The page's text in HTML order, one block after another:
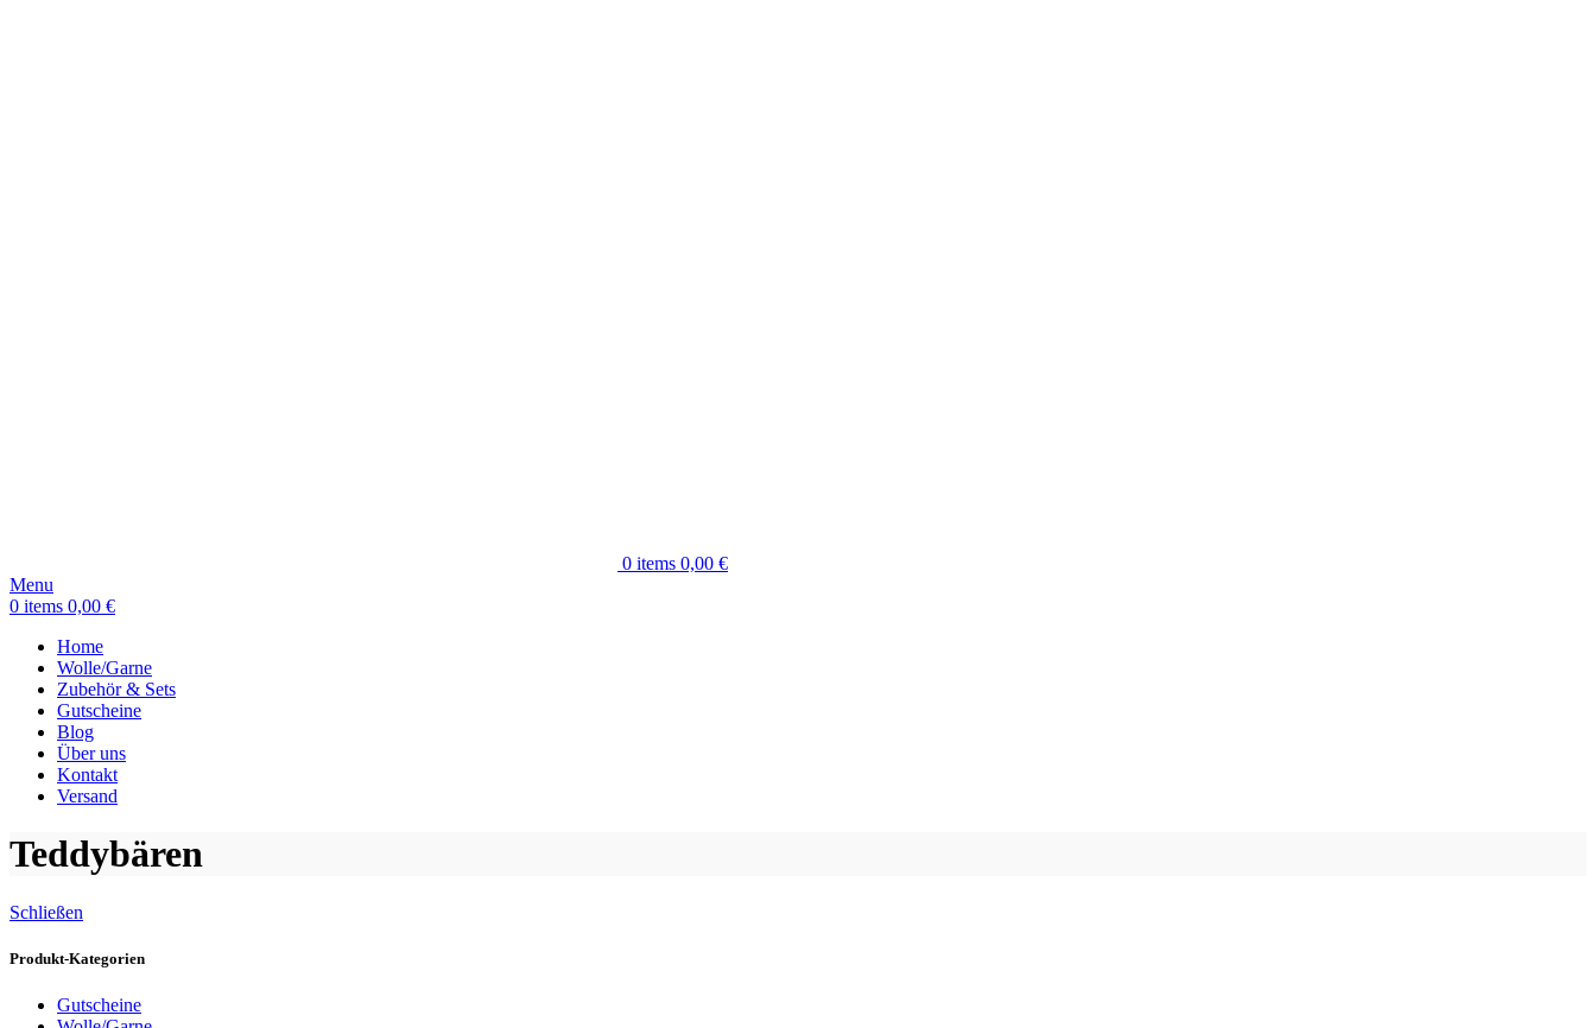
0 items 0,00 €
Menu
0 items 0,00 €
Home
Wolle/Garne
Zubehör & Sets
Gutscheine
Blog
Über uns
Kontakt
Versand
Teddybären
Schließen
Produkt-Kategorien
Gutscheine